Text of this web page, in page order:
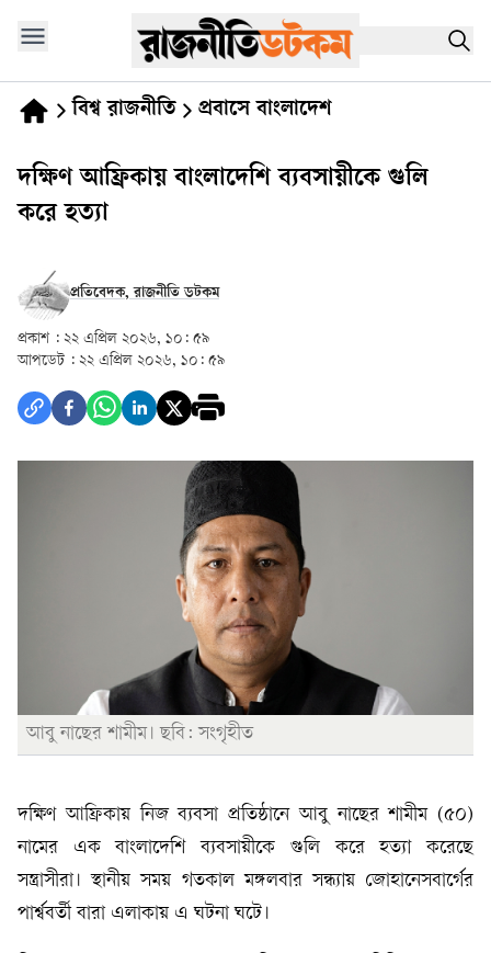
বিশ্ব রাজনীতি প্রবাসে বাংলাদেশ
দক্ষিণ আফ্রিকায় বাংলাদেশি ব্যবসায়ীকে গুলি
করে হত্যা
প্রতিবেদক, রাজনীতি ডটকম
প্রকাশ : ২২ এপ্রিল ২০২৬, ১০: ৫৯
আপডেট : ২২ এপ্রিল ২০২৬, ১০: ৫৯
আবু নাছের শামীম। ছবি: সংগৃহীত
দক্ষিণ আফ্রিকায় নিজ ব্যবসা প্রতিষ্ঠানে আবু নাছের শামীম (৫০)
নামের এক বাংলাদেশি ব্যবসায়ীকে গুলি করে হত্যা করেছে
সন্ত্রাসীরা। স্থানীয় সময় গতকাল মঙ্গলবার সন্ধ্যায় জোহানেসবার্গের
পার্শ্ববর্তী বারা এলাকায় এ ঘটনা ঘটে।